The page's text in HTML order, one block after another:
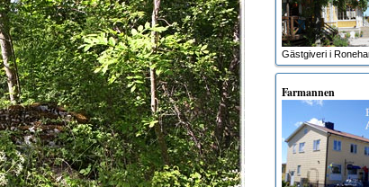
Gästgiveri i
Farmannen